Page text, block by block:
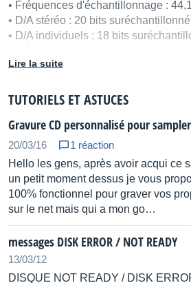
• Fréquences d'échantillonnage :
• D/A stéréo : 20 bits
• D/A individuels : 18 bits
mémoire statique
• Nombre maximum de programmes :
générateurs d'enveloppes et 2 LFO
• Portamento : mono & polyphonique
• Lecteur de disquettes : 3"1/2 (DD et
• Entrées audio : L(mono)/R en jacks
• Entrée et sortie numérique : AES/
• Sorties audio : stéréo en jacks 6,35
• Sorties audio : 8 individuelles en
• Interface SCSI : oui, 25 broches
• Direct to Disk : d'origine
• MIDI : In, Out, Thru
Lire la suite
TUTORIELS ET ASTUCES
Gravure CD personnalisé pour
20/03/16
1 réaction
Hello les gens, après avoir acqui ce
un petit moment dessus je vous
100% fonctionnel pour graver vos
sur le net mais qui a mon go…
messages DISK ERROR / NOT READY
13/03/12
DISQUE NOT READY / DISK